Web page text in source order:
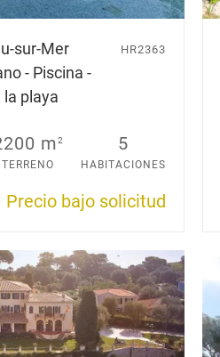
sur-Mer
- Piscina -
la playa
HR2363
m2
TERRENO
5
HABITACIONES
Precio bajo solicitud